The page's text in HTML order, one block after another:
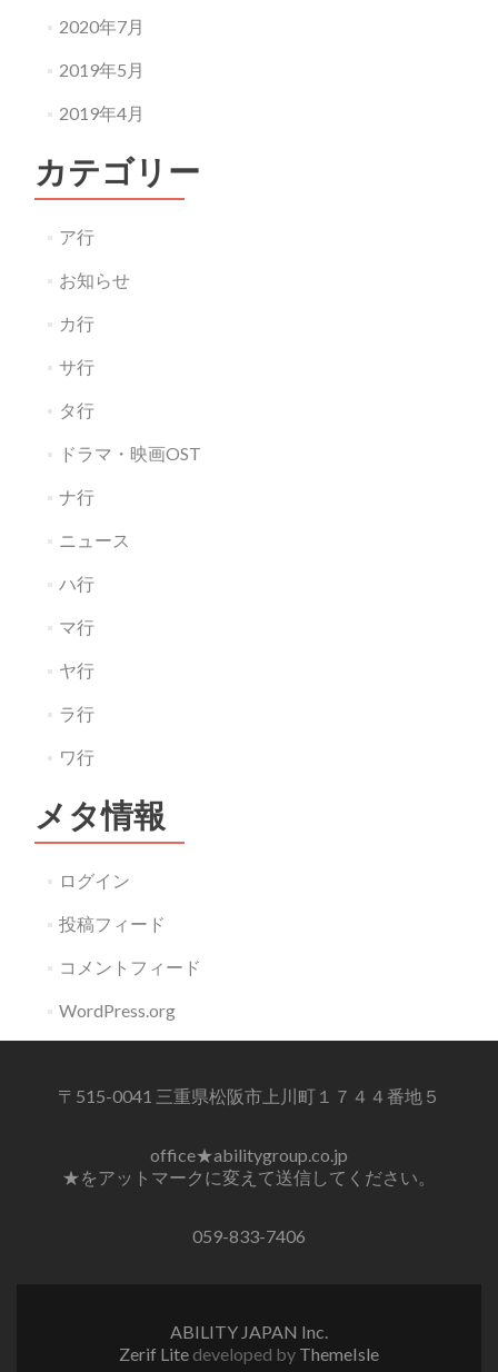
2020年7月
2019年5月
2019年4月
カテゴリー
ア行
お知らせ
カ行
サ行
タ行
ドラマ・映画OST
ナ行
ニュース
ハ行
マ行
ヤ行
ラ行
ワ行
メタ情報
ログイン
投稿フィード
コメントフィード
WordPress.org
〒515-0041 三重県松阪市上川町１７４４番地５
office★abilitygroup.co.jp
★をアットマークに変えて送信してください。
059-833-7406
ABILITY JAPAN Inc.
Zerif Lite developed by ThemeIsle